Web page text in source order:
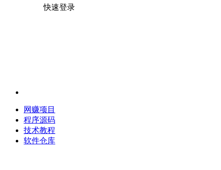
快速登录
网赚项目
程序源码
技术教程
软件仓库